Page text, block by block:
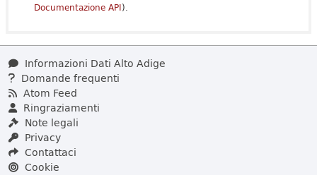
Documentazione API).
Informazioni Dati Alto Adige
Domande frequenti
Atom Feed
Ringraziamenti
Note legali
Privacy
Contattaci
Cookie